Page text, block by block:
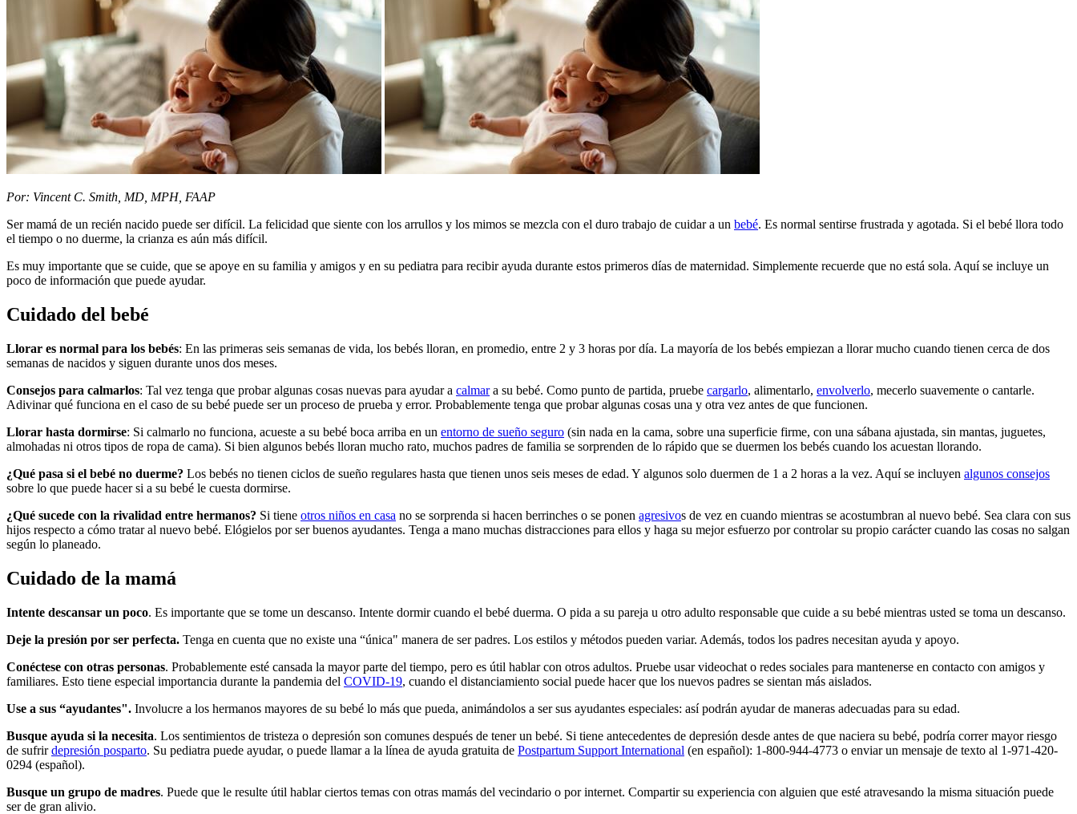
​Por: Vincent C. Smith, MD, MPH, FAAP
Ser mamá de un recién nacido puede ser difícil. La felicidad que siente con los arrullos y los mimos se mezcla con el duro trabajo de cuidar a un bebé. Es normal sentirse frustrada y agotada. Si el bebé llora todo
el tiempo o no duerme, la crianza es aún más difícil.
Es muy importante que se cuide, que se apoye en su familia y amigos y en su pediatra para recibir ayuda durante estos primeros días de maternidad. Simplemente recuerde que no está sola. Aquí se incluye un
poco de información que puede ayudar.
Cuidado del bebé
Llorar es normal para los bebés: En las primeras seis semanas de vida, los bebés lloran, en promedio, entre 2 y 3 horas por día. La mayoría de los bebés empiezan a llorar mucho cuando tienen cerca de dos
semanas de nacidos y siguen durante unos dos meses.
Consejos para calmarlos: Tal vez tenga que probar algunas cosas nuevas para ayudar a calmara su bebé. Como punto de partida, pruebe cargarlo, alimentarlo, envolverlo, mecerlo suavemente o cantarle.
Adivinar qué funciona en el caso de su bebé puede ser un proceso de prueba y error. Probablemente tenga que probar algunas cosas una y otra vez antes de que funcionen.
Llorar hasta dormirse: Si calmarlo no funciona, acueste a su bebé boca arriba en un entorno de sueño seguro (sin nada en la cama, sobre una superficie firme, con una sábana ajustada, sin mantas, juguetes,
almohadas ni otros tipos de ropa de cama). Si bien algunos bebés lloran mucho rato, mu​chos padres de familia se sorprenden de lo rápido que se duermen los bebés cuando los acuestan llorando.
¿Qué pasa si el bebé no duerme? Los bebés no tienen ciclos de sueño regulares hasta que tienen unos seis meses de edad. Y algunos solo duermen de 1 a 2 horas a la vez. Aquí se incluyen algunos consejos
sobre lo que puede hacer si a su bebé le cuesta dormirse.
¿Qué sucede con la rivalidad entre hermanos? Si tiene otros niños en casa no se sorprenda si hacen berrinches o se ponen agresivos de vez en cuando mientras se acostumbran al nuevo bebé. Sea clara con sus
hijos respecto a cómo tratar al nuevo bebé. Elógielos por ser buenos ayudantes. Tenga a mano muchas distracciones para ellos y haga su mejor esfuerzo por controlar su propio carácter cuando las cosas no salgan
según lo planeado.
Cuidado de la mamá
Intente descansar un poco. Es importante que se tome un descanso. Intente dormir cuando el bebé duerma. O pida a su pareja u otro adulto responsable que cuide a su bebé mientras usted se toma un descanso.
Deje la presión por ser perfecta. Tenga en cuenta que no existe una “única" manera de ser padres. Los estilos y métodos pueden variar. Además, todos los padres necesitan ayuda y apoyo.
Conéctese con otras personas. Probablemente esté cansada la mayor parte del tiempo, pero es útil hablar con otros adultos. Pruebe usar videochat o redes sociales para mantenerse en contacto con amigos y
familiares. Esto tiene especial importancia durante la pandemia del COVID-19, cuando el distanciamiento social puede hacer que los nuevos padres se sientan más aislados.
Use a sus “ayudantes". Involucre a los hermanos mayores de su bebé lo más que pueda, animándolos a ser sus ayudantes especiales: así podrán ayudar de maneras adecuadas para su edad.
Busque ayuda si la necesita. Los sentimientos de tristeza o depresión son comunes después de tener un bebé. Si tiene antecedentes de depresión desde antes de que naciera su bebé, podría correr mayor riesgo
de sufrirdepresión posparto. Su pediatra puede ayudar, o puede llamar a la línea de ayuda gratuita de Postpartum Support International (en español): 1-800-944-4773 o enviar un mensaje de texto al 1-971-420-
0294 (español).
Busque un grupo de madres. Puede que le resulte útil hablar ciertos temas con otras mamás del vecindario o por internet. Compartir su experiencia con alguien que esté atravesando la misma situación puede
ser de gran alivio.